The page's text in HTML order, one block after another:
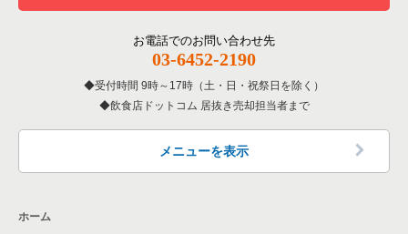
その他の居抜き売却物件の案件一覧
厚木市の飲食店の居抜き売却物件の案件一覧
中郡の飲食店の居抜き売却物件の案件一覧
三浦郡の飲食店の居抜き売却物件の案件一覧
神奈川県の居酒屋・ダイニングバーの居抜き売却物件の案件一
神奈川県の専門料理の居抜き売却物件の案件一覧
神奈川県の和食の居抜き売却物件の案件一覧
神奈川県の洋食の居抜き売却物件の案件一覧
お電話でのお問い合わせ先
03-6452-2190
受付時間 9時～17時（土・日・祝祭日を除く）
飲食店ドットコム 居抜き売却担当者まで
メニューを表示
ホーム